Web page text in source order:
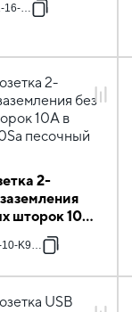
K98
2-
шторок 10А
K98-F